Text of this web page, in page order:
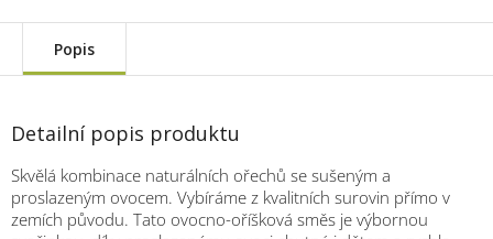
Popis
Detailní popis produktu
Skvělá kombinace naturálních ořechů se sušeným a
proslazeným ovocem. Vybíráme z kvalitních surovin přímo v
zemích původu. Tato ovocno-oříšková směs je výbornou